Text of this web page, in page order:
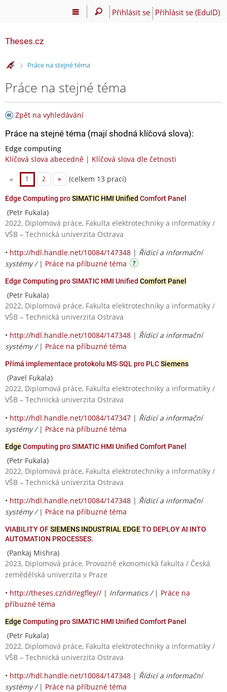
Přihlásit se Přihlásit se (EduID)
Theses.cz
>Práce na stejné téma
Práce na stejné téma
Zpět na vyhledávání
Práce na stejné téma (mají shodná klíčová slova):
Edge computing
Klíčová slova abecedně | Klíčová slova dle četnosti
« 1 2 » (celkem 13 prací)
Edge Computing proSIMATIC HMI Unified Comfort Panel
(Petr Fukala)
2022, Diplomová práce, Fakulta elektrotechniky a informatiky /
VŠB – Technická univerzita Ostrava
• http://hdl.handle.net/10084/147348 | Řídicí a informační
systémy / | Práce na příbuzné téma
Edge Computing pro SIMATIC HMI Unified Comfort Panel
(Petr Fukala)
2022, Diplomová práce, Fakulta elektrotechniky a informatiky /
VŠB – Technická univerzita Ostrava
• http://hdl.handle.net/10084/147348 | Řídicí a informační
systémy / | Práce na příbuzné téma
Přímá implementace protokolu MS-SQL pro PLCSiemens
(Pavel Fukala)
2022, Diplomová práce, Fakulta elektrotechniky a informatiky /
VŠB – Technická univerzita Ostrava
• http://hdl.handle.net/10084/147347 | Řídicí a informační
systémy / | Práce na příbuzné téma
Edge Computing pro SIMATIC HMI Unified Comfort Panel
(Petr Fukala)
2022, Diplomová práce, Fakulta elektrotechniky a informatiky /
VŠB – Technická univerzita Ostrava
• http://hdl.handle.net/10084/147348 | Řídicí a informační
systémy / | Práce na příbuzné téma
VIABILITY OFSIEMENS INDUSTRIAL EDGETO DEPLOY AI INTO
AUTOMATION PROCESSES.
(Pankaj Mishra)
2023, Diplomová práce, Provozně ekonomická fakulta / Česká
zemědělská univerzita v Praze
• http://theses.cz/id//egfley// | Informatics / | Práce na
příbuzné téma
Edge Computing pro SIMATIC HMI Unified Comfort Panel
(Petr Fukala)
2022, Diplomová práce, Fakulta elektrotechniky a informatiky /
VŠB – Technická univerzita Ostrava
• http://hdl.handle.net/10084/147348 | Řídicí a informační
systémy / | Práce na příbuzné téma